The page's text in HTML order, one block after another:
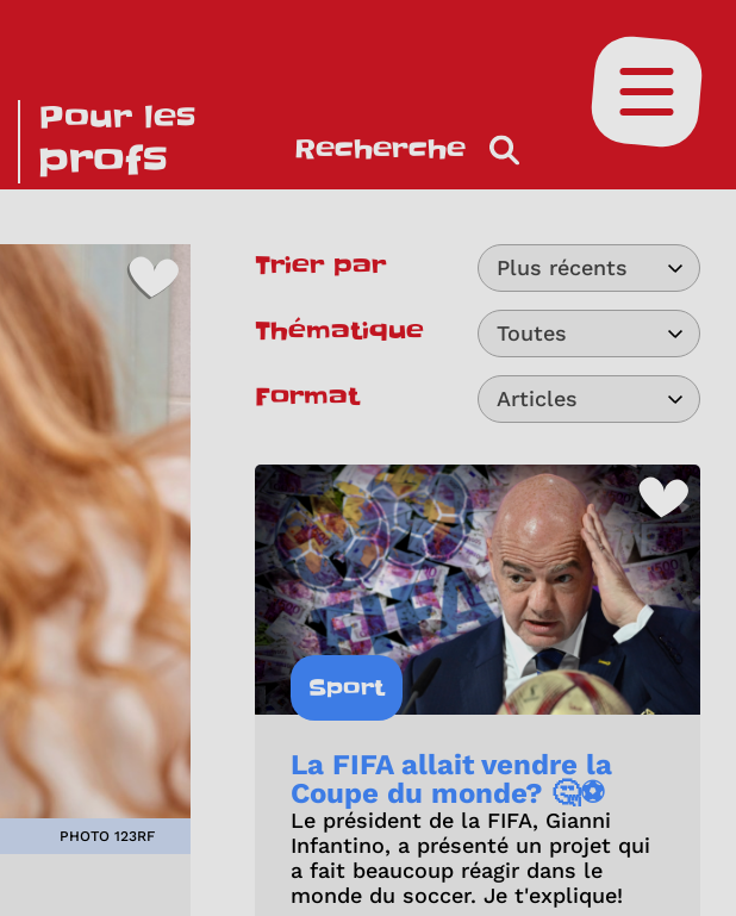
Pour les
profs Recherche
Ouvrir le
PHOTO 123RF
Trier par Plus récents
Thématique Toutes
Format Articles
Sport
La FIFA allait vendre la
Coupe du monde? 🤔⚽
Le président de la FIFA, Gianni
Infantino, a présenté un projet qui
a fait beaucoup réagir dans le
monde du soccer. Je t'explique!